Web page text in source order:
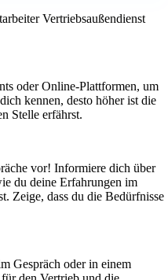
Vertriebsaußendienst
oder Online-Plattformen, um
kennen, desto höher ist die
Stelle erfährst.
vor! Informiere dich über
du deine Erfahrungen im
Zeige, dass du die Bedürfnisse
Gespräch oder in einem